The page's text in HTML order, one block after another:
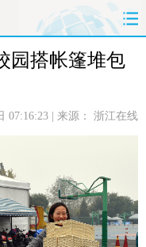
国际 财经
地方 法治
华人 汽车
房产 公司
园搭帐篷堆包
07:16:23 | 来源： 浙江在线